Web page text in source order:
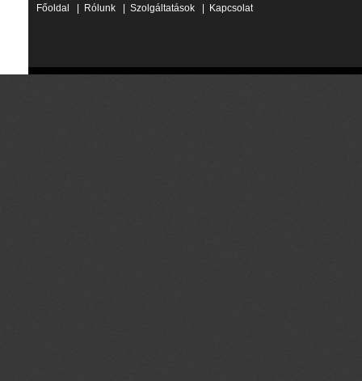
Főoldal
Rólunk Szolgáltatások Kapcsolat